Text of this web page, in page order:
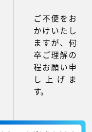
ご不便をお
かけいたし
ますが、何
卒ご理解の
程お願い申
し上げま
す。